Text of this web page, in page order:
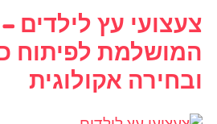
עץ לילדים –
לפיתוח
אקולוגית